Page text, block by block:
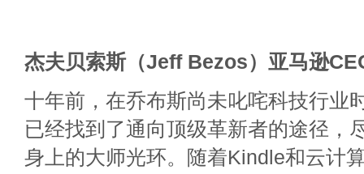
杰夫贝索斯（Jeff Bezos）亚马逊
十年前，在乔布斯尚未叱咤科技行业
已经找到了通向顶级革新者的途径，
身上的大师光环。随着Kindle和云计